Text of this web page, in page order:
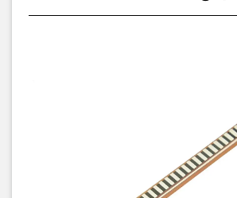
Dải nhiệt độ hoạt động (Temperature Range):